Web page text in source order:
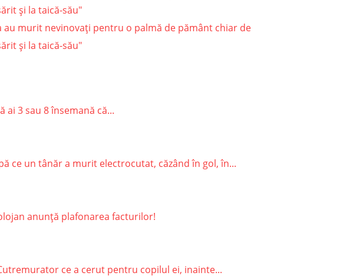
şi la taică-său"
ai 3 sau 8 însemană că...
ce un tânăr a murit electrocutat, căzând în gol, în...
anunță plafonarea facturilor!
ce a cerut pentru copilul ei, inainte...